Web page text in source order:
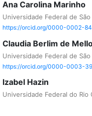
Ana Carolina Marinho
Universidade Federal de São
https://orcid.org/0000-0002-
Claudia Berlim de
Universidade Federal de São
https://orcid.org/0000-0003-
Izabel Hazin
Universidade Federal do Rio